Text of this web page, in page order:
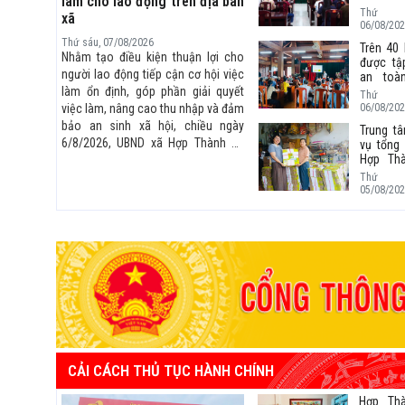
xã
Nhằm tạo điều kiện thuận lợi cho
người lao động tiếp cận cơ hội việc
làm ổn định, góp phần giải quyết
việc làm, nâng cao thu nhập và đảm
bảo an sinh xã hội, chiều ngày
6/8/2026, UBND xã Hợp Thành đã
sản Núi Pháo tổ chức Hội nghị
xã Hợp Thành.
Thứ sáu, 07/08/2026
xếp, tổ
mạng
địa bàn
Thứ
06/08/
Trên 40
được
an
phẩm
trình
chuẩn
Thứ
06/08/
Trung
vụ tổng
Hợp
trợ
bao bì
05/08/
CẢI CÁCH THỦ TỤC HÀNH CHÍNH
Hợp